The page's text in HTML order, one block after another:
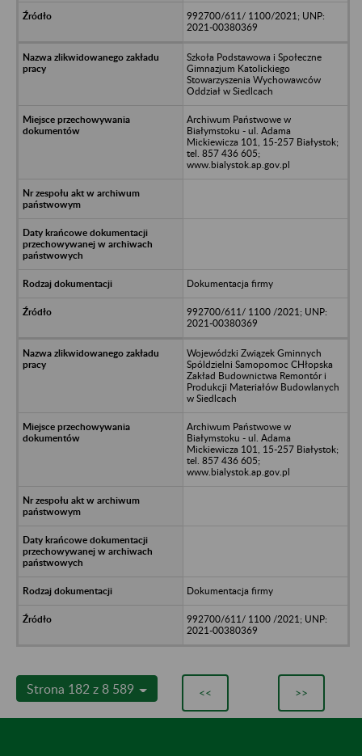
992700/611/ 1100/2021; UNP:
2021-00380369
Szkoła Podstawowa i Społeczne
Gimnazjum Katolickiego
Stowarzyszenia Wychowawców
Oddział w Siedlcach
Archiwum Państwowe w
Białymstoku - ul. Adama
Mickiewicza 101, 15-257 Białystok;
tel. 857 436 605;
www.bialystok.ap.gov.pl
Dokumentacja firmy
992700/611/ 1100 /2021; UNP:
2021-00380369
Wojewódzki Związek Gminnych
Spóldzielni Samopomoc CHłopska
Zakład Budownictwa Remontór i
Produkcji Materiałów Budowlanych
w Siedlcach
Archiwum Państwowe w
Białymstoku - ul. Adama
Mickiewicza 101, 15-257 Białystok;
tel. 857 436 605;
www.bialystok.ap.gov.pl
Dokumentacja firmy
992700/611/ 1100 /2021; UNP:
2021-00380369
Strona 182 z 8 589 << >>